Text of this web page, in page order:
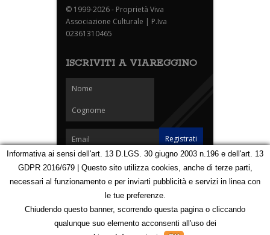
© 1999-2026 - Proprietà Viva
Associazione Culturale | P.Iva
02361310465
ISCRIVITI A VIAREGGINO
Homepage Notizie Speciali Eventi Foto Carnevale
Partners
Contatti
Mappa
Informativa ai sensi dell'art. 13 D.LGS. 30 giugno 2003 n.196 e dell'art. 13
GDPR 2016/679 | Questo sito utilizza cookies, anche di terze parti,
necessari al funzionamento e per inviarti pubblicità e servizi in linea con
le tue preferenze.
Chiudendo questo banner, scorrendo questa pagina o cliccando
qualunque suo elemento acconsenti all'uso dei